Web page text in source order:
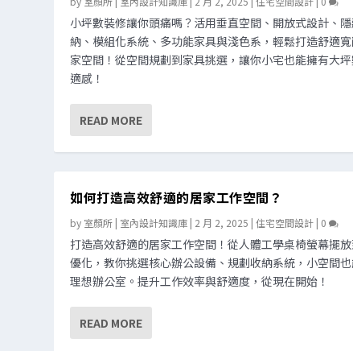
小坪數裝修讓你頭痛嗎？活用垂直空間、開放式設計、
納、模組化系統、多功能家具與淺色系，輕鬆打造舒適
家空間！從空間規劃到家具挑選，讓你小宅也能擁有大
適感！
READ MORE
如何打造高效舒適的居家工作空間？
by 室顏所 | 室內設計知識庫 | 2 月 2, 2025 |住宅空間設計 | 0
打造高效舒適的居家工作空間！從人體工學桌椅螢幕擺
優化，教你挑選核心辦公設備、規劃收納系統，小空間
理想辦公室。提升工作效率與舒適度，從現在開始！
READ MORE